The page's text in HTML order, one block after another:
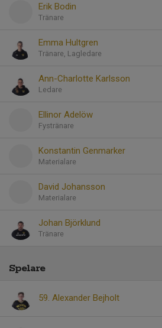
Erik Bodin
Tränare
Emma Hultgren
Tränare, Lagledare
Ann-Charlotte Karlsson
Ledare
Ellinor Adelöw
Fystränare
Konstantin Genmarker
Materialare
David Johansson
Materialare
Johan Björklund
Tränare
Spelare
59. Alexander Bejholt